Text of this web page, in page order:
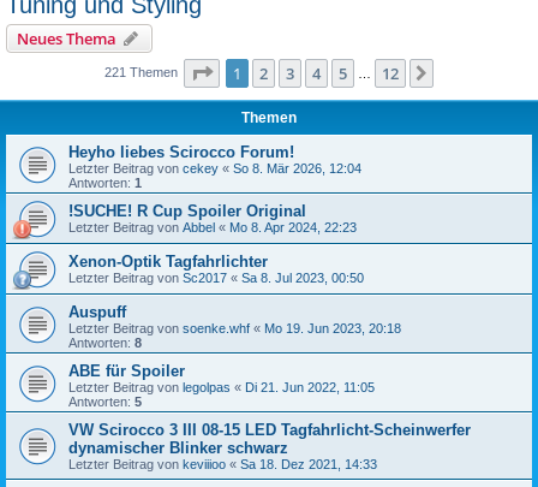
Neues Thema
221 Themen Seite 1von 12
1 2 3 4 5 12
Themen
Heyho liebes Scirocco Forum!
Letzter Beitrag von cekey « So 8. Mär 2026, 12:04
Antworten: 1
!SUCHE! R Cup Spoiler Original
Letzter Beitrag von Abbel « Mo 8. Apr 2024, 22:23
Xenon-Optik Tagfahrlichter
Letzter Beitrag von Sc2017 « Sa 8. Jul 2023, 00:50
Auspuff
Letzter Beitrag von soenke.whf « Mo 19. Jun 2023, 20:18
Antworten: 8
ABE für Spoiler
Letzter Beitrag von legolpas « Di 21. Jun 2022, 11:05
Antworten: 5
VW Scirocco 3 III 08-15 LED Tagfahrlicht-Scheinwerfer
dynamischer Blinker schwarz
Letzter Beitrag von keviiioo « Sa 18. Dez 2021, 14:33